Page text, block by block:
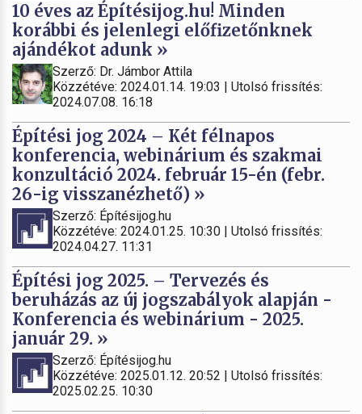
10 éves az Építésijog.hu! Minden
korábbi és jelenlegi előfizetőnknek
ajándékot adunk »
Szerző: Dr. Jámbor Attila
Közzétéve: 2024.01.14. 19:03 | Utolsó frissítés:
2024.07.08. 16:18
Építési jog 2024 – Két félnapos
konferencia, webinárium és szakmai
konzultáció 2024. február 15-én (febr.
26-ig visszanézhető) »
Szerző: Építésijog.hu
Közzétéve: 2024.01.25. 10:30 | Utolsó frissítés:
2024.04.27. 11:31
Építési jog 2025. – Tervezés és
beruházás az új jogszabályok alapján -
Konferencia és webinárium - 2025.
január 29. »
Szerző: Építésijog.hu
Közzétéve: 2025.01.12. 20:52 | Utolsó frissítés:
2025.02.25. 10:30